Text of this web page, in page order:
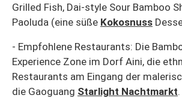
Grilled Fish, Dai-style Sour Bamboo
Paoluda (eine süße Kokosnuss
- Empfohlene Restaurants: Die
Experience Zone im Dorf Aini, die
Restaurants am Eingang der
die Gaoguang Starlight Nachtmarkt.